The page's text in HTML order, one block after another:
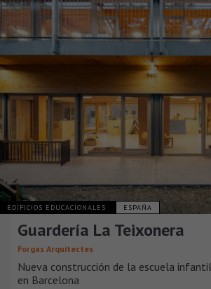
EDIFICIOS EDUCACIONALES ESPAÑA
Guardería La Teixonera
Forgas Arquitectes
Nueva construcción de la escuela infantil
en Barcelona